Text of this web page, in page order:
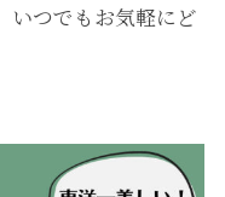
いつでもお気軽にど